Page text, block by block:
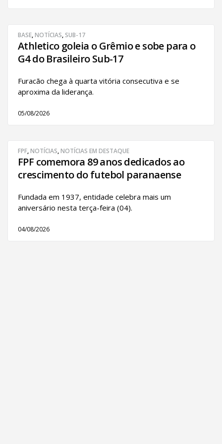
BASE,NOTÍCIAS,SUB-17
Athletico goleia o Grêmio e sobe para o
G4 do Brasileiro Sub-17
Furacão chega à quarta vitória consecutiva e se
aproxima da liderança.
05/08/2026
FPF,NOTÍCIAS,NOTÍCIAS EM DESTAQUE
FPF comemora 89 anos dedicados ao
crescimento do futebol paranaense
Fundada em 1937, entidade celebra mais um
aniversário nesta terça-feira (04).
04/08/2026